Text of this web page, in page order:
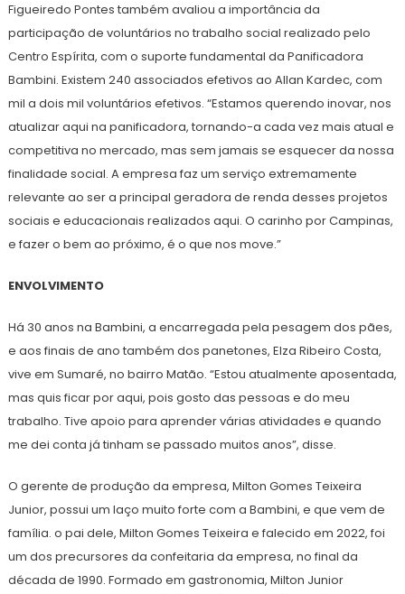
Figueiredo Pontes também avaliou a importância da
participação de voluntários no trabalho social realizado pelo
Centro Espírita, com o suporte fundamental da Panificadora
Bambini. Existem 240 associados efetivos ao Allan Kardec, com
mil a dois mil voluntários efetivos. “Estamos querendo inovar, nos
atualizar aqui na panificadora, tornando-a cada vez mais atual e
competitiva no mercado, mas sem jamais se esquecer da nossa
finalidade social. A empresa faz um serviço extremamente
relevante ao ser a principal geradora de renda desses projetos
sociais e educacionais realizados aqui. O carinho por Campinas,
e fazer o bem ao próximo, é o que nos move.”
ENVOLVIMENTO
Há 30 anos na Bambini, a encarregada pela pesagem dos pães,
e aos finais de ano também dos panetones, Elza Ribeiro Costa,
vive em Sumaré, no bairro Matão. “Estou atualmente aposentada,
mas quis ficar por aqui, pois gosto das pessoas e do meu
trabalho. Tive apoio para aprender várias atividades e quando
me dei conta já tinham se passado muitos anos”, disse.
O gerente de produção da empresa, Milton Gomes Teixeira
Junior, possui um laço muito forte com a Bambini, e que vem de
família. o pai dele, Milton Gomes Teixeira e falecido em 2022, foi
um dos precursores da confeitaria da empresa, no final da
década de 1990. Formado em gastronomia, Milton Junior